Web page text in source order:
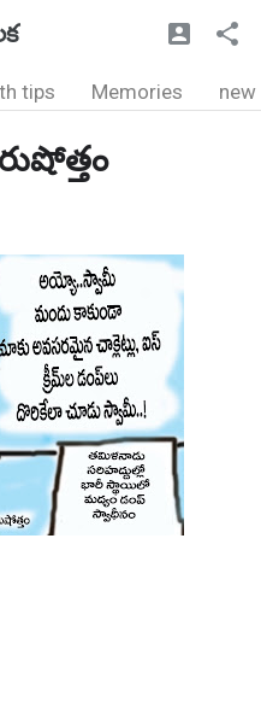
tips Memories new